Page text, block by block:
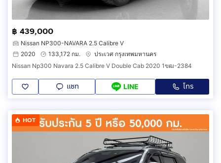
฿ 439,000
Nissan NP300-NAVARA 2.5 Calibre V
2020
133,172 กม.
ประเวศ กรุงเทพมหานคร
Nissan Np300 Navara 2.5 Calibre V Double Cab 2020 1ขฒ-2384
แชท LINE โทร
HOT